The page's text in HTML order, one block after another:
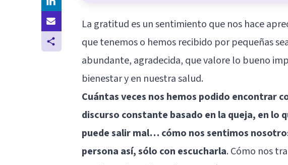
La gratitud es un sentimiento que nos hace
que tenemos o hemos recibido por pequeñas
abundante, agradecida, que valore lo bueno
bienestar y en nuestra salud.
Cuántas veces nos hemos podido encontrar
discurso constante basado en la queja, en lo
puede salir mal… cómo nos sentimos
persona así, sólo con escucharla. Cómo nos